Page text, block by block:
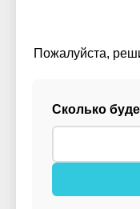
Пожалуйста,
Сколько